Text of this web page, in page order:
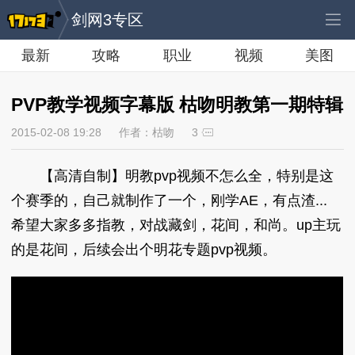
剑网3专区
最新 攻略 职业 视频 美图
PVP教学视频字幕版 枯吻明教第一期特辑
2015-02-08 19:28 作者：枯吻 3
【高清自制】明教pvp视频不怎么全，特别是这
个赛季的，自己就制作了一个，刚学AE，有点渣...
希望大家多多指教，对战藏剑，花间，和尚。up主玩
的是花间，后续会出个明花专题pvp视频。